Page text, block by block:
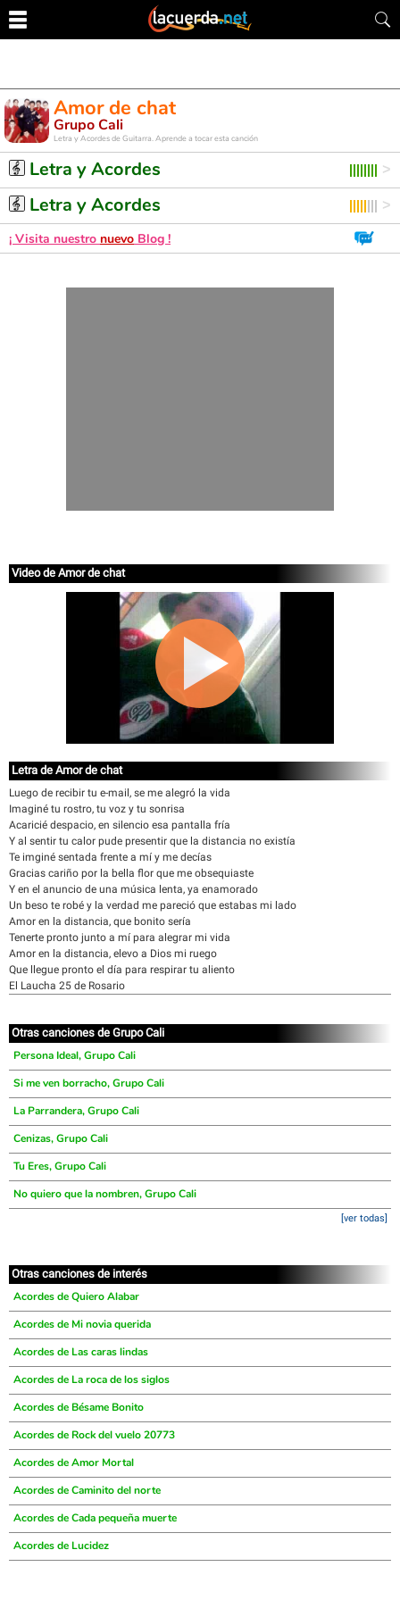
Amor de chat
Grupo Cali
Letra y Acordes de Guitarra. Aprende a tocar esta canción
Letra y Acordes
Letra y Acordes
¡ Visita nuestro nuevo Blog !
Video de Amor de chat
Letra de Amor de chat
Luego de recibir tu e-mail, se me alegró la vida
Imaginé tu rostro, tu voz y tu sonrisa
Acaricié despacio, en silencio esa pantalla fría
Y al sentir tu calor pude presentir que la distancia no existía
Te imginé sentada frente a mí y me decías
Gracias cariño por la bella flor que me obsequiaste
Y en el anuncio de una música lenta, ya enamorado
Un beso te robé y la verdad me pareció que estabas mi lado
Amor en la distancia, que bonito sería
Tenerte pronto junto a mí para alegrar mi vida
Amor en la distancia, elevo a Dios mi ruego
Que llegue pronto el día para respirar tu aliento
El Laucha 25 de Rosario
Otras canciones de Grupo Cali
Persona Ideal, Grupo Cali
Si me ven borracho, Grupo Cali
La Parrandera, Grupo Cali
Cenizas, Grupo Cali
Tu Eres, Grupo Cali
No quiero que la nombren, Grupo Cali
[ver todas]
Otras canciones de interés
Acordes de Quiero Alabar
Acordes de Mi novia querida
Acordes de Las caras lindas
Acordes de La roca de los siglos
Acordes de Bésame Bonito
Acordes de Rock del vuelo 20773
Acordes de Amor Mortal
Acordes de Caminito del norte
Acordes de Cada pequeña muerte
Acordes de Lucidez